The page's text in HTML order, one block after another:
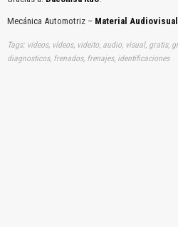
Mecánica Automotriz – Material
Tags: videos, vídeos, videito, audio, visual, gratis,
diagnosticos, frenados, frenajes, identificaciones